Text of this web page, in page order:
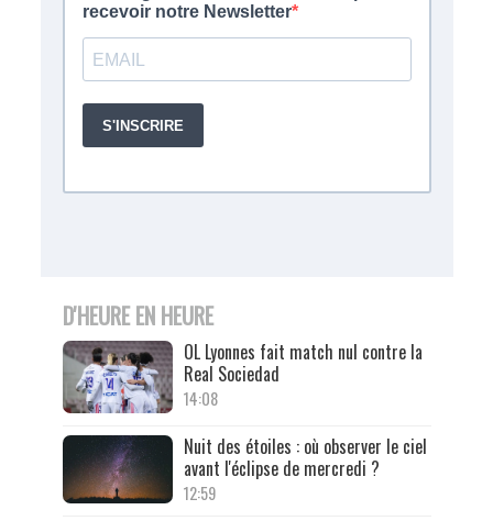
D'HEURE EN HEURE
OL Lyonnes fait match nul contre la
Real Sociedad
14:08
Nuit des étoiles : où observer le ciel
avant l'éclipse de mercredi ?
12:59